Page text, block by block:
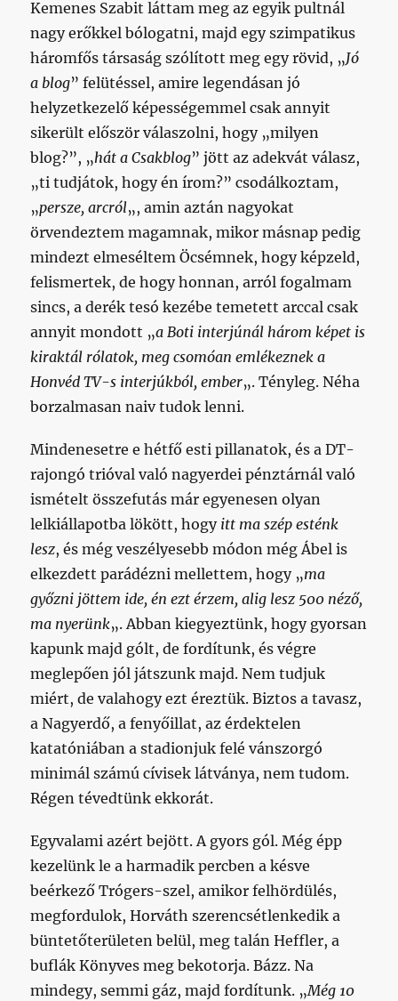
Kemenes Szabit láttam meg az egyik pultnál
nagy erőkkel bólogatni, majd egy szimpatikus
háromfős társaság szólított meg egy rövid, „Jó
a blog” felütéssel, amire legendásan jó
helyzetkezelő képességemmel csak annyit
sikerült először válaszolni, hogy „milyen
blog?”, „hát a Csakblog” jött az adekvát válasz,
„ti tudjátok, hogy én írom?” csodálkoztam,
„persze, arcról„, amin aztán nagyokat
örvendeztem magamnak, mikor másnap pedig
mindezt elmeséltem Öcsémnek, hogy képzeld,
felismertek, de hogy honnan, arról fogalmam
sincs, a derék tesó kezébe temetett arccal csak
annyit mondott „a Boti interjúnál három képet is
kiraktál rólatok, meg csomóan emlékeznek a
Honvéd TV-s interjúkból, ember„. Tényleg. Néha
borzalmasan naiv tudok lenni.
Mindenesetre e hétfő esti pillanatok, és a DT-
rajongó trióval való nagyerdei pénztárnál való
ismételt összefutás már egyenesen olyan
lelkiállapotba lökött, hogy itt ma szép esténk
lesz, és még veszélyesebb módon még Ábel is
elkezdett parádézni mellettem, hogy „ma
győzni jöttem ide, én ezt érzem, alig lesz 500 néző,
ma nyerünk„. Abban kiegyeztünk, hogy gyorsan
kapunk majd gólt, de fordítunk, és végre
meglepően jól játszunk majd. Nem tudjuk
miért, de valahogy ezt éreztük. Biztos a tavasz,
a Nagyerdő, a fenyőillat, az érdektelen
katatóniában a stadionjuk felé vánszorgó
minimál számú cívisek látványa, nem tudom.
Régen tévedtünk ekkorát.
Egyvalami azért bejött. A gyors gól. Még épp
kezelünk le a harmadik percben a késve
beérkező Trógers-szel, amikor felhördülés,
megfordulok, Horváth szerencsétlenkedik a
büntetőterületen belül, meg talán Heffler, a
buflák Könyves meg bekotorja. Bázz. Na
mindegy, semmi gáz, majd fordítunk. „Még 10